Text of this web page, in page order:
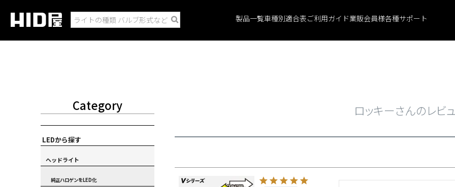
製品一覧車種別適合表ご利用ガイド業販会員様各種サポート
Category
LEDから探す
ヘッドライト
純正ハロゲンをLED化
ロッキーさんのレビ